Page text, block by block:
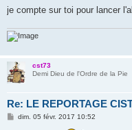
je compte sur toi pour lancer
cst73
Demi Dieu de l'Ordre de la Pie
Re: LE REPORTAGE
Mdim. 05 févr. 2017 10:52